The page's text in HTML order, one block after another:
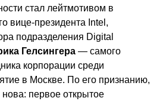
стал лейтмотивом в
вице-президента Intel,
подразделения Digital
Гелсингера — самого
корпорации среди
в Москве. По его признанию,
первое открытое